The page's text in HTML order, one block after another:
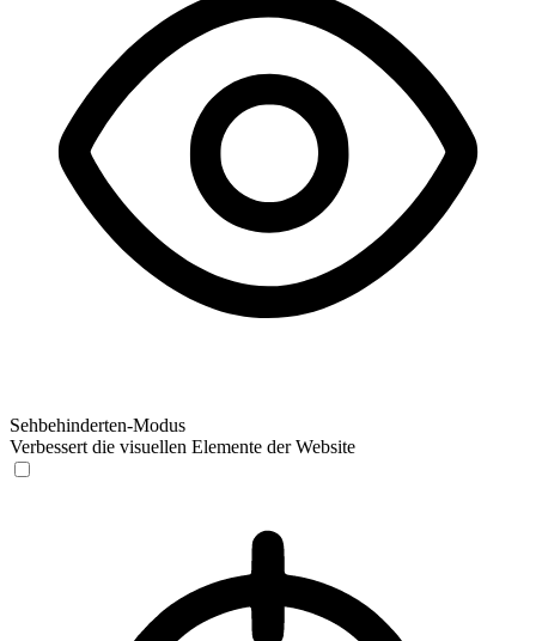
Sehbehinderten-Modus
Verbessert die visuellen Elemente der Website